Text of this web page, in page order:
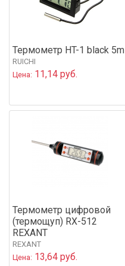
Термометр HT-1 black 5m
RUICHI
Цена: 11,14 руб.
Термометр цифровой
(термощуп) RX-512
REXANT
REXANT
Цена: 13,64 руб.